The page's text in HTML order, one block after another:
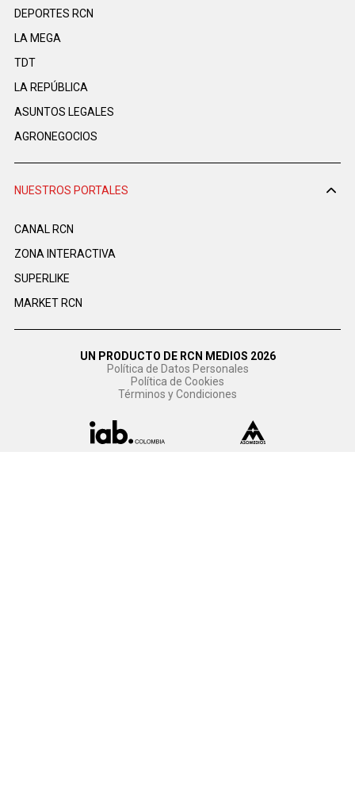
DEPORTES RCN
LA MEGA
TDT
LA REPÚBLICA
ASUNTOS LEGALES
AGRONEGOCIOS
NUESTROS PORTALES
CANAL RCN
ZONA INTERACTIVA
SUPERLIKE
MARKET RCN
UN PRODUCTO DE RCN MEDIOS 2026
Política de Datos Personales
Política de Cookies
Términos y Condiciones